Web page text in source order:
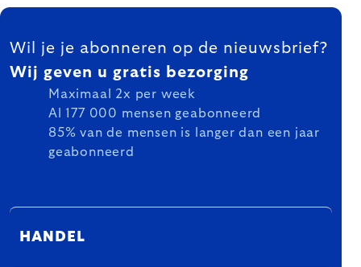
FOOTER
Wil je je abonneren op de nieuwsbrief?
Wij geven u gratis bezorging
Maximaal 2x per week
Al 177 000 mensen geabonneerd
85% van de mensen is langer dan een jaar
geabonneerd
HANDEL